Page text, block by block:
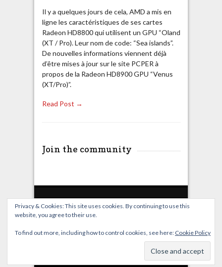
Il y a quelques jours de cela, AMD a mis en
ligne les caractéristiques de ses cartes
Radeon HD8800 qui utilisent un GPU “Oland
(XT / Pro). Leur nom de code: “Sea islands”.
De nouvelles informations viennent déjà
d’être mises à jour sur le site PCPER à
propos de la Radeon HD8900 GPU “Venus
(XT/Pro)”.
Read Post →
Join the community
Home Live Broadcast
Privacy & Cookies: This site uses cookies. By continuing to use this
website, you agree to their use.
To find out more, including how to control cookies, see here: Cookie Policy